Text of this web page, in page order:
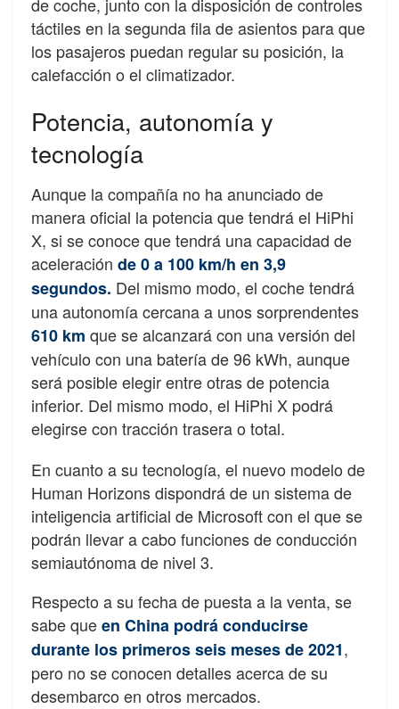
táctiles en la segunda fila de asientos para que
los pasajeros puedan regular su posición, la
calefacción o el climatizador.
Potencia, autonomía y
tecnología
Aunque la compañía no ha anunciado de
manera oficial la potencia que tendrá el HiPhi
X, si se conoce que tendrá una capacidad de
aceleración de 0 a 100 km/h en 3,9
segundos. Del mismo modo, el coche tendrá
una autonomía cercana a unos sorprendentes
610 km que se alcanzará con una versión del
vehículo con una batería de 96 kWh, aunque
será posible elegir entre otras de potencia
inferior. Del mismo modo, el HiPhi X podrá
elegirse con tracción trasera o total.
En cuanto a su tecnología, el nuevo modelo de
Human Horizons dispondrá de un sistema de
inteligencia artificial de Microsoft con el que se
podrán llevar a cabo funciones de conducción
semiautónoma de nivel 3.
Respecto a su fecha de puesta a la venta, se
sabe queen China podrá conducirse
durante los primeros seis meses de 2021,
pero no se conocen detalles acerca de su
desembarco en otros mercados.